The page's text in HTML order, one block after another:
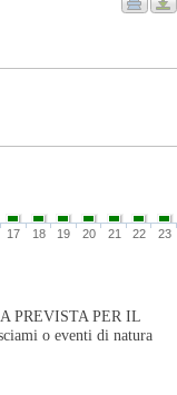
17 18 19 20 21 22 23
PREVISTA PER IL
o eventi di natura